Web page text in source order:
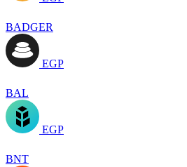
BADGER
EGP
BAL
EGP
BNT